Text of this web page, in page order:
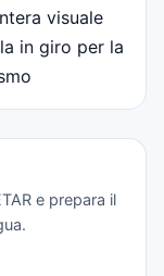
visuale
in giro per la
e prepara il